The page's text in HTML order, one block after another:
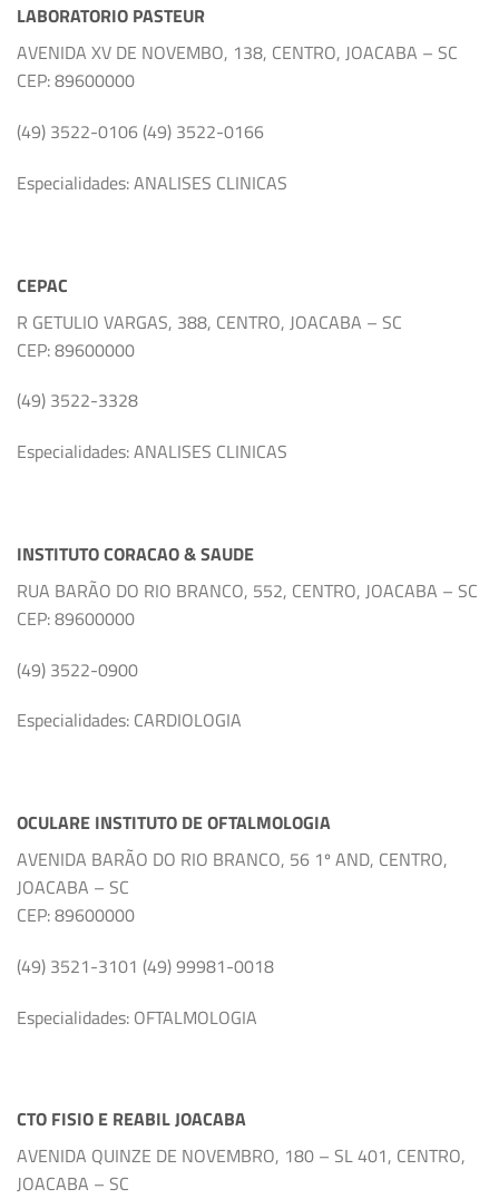
LABORATORIO PASTEUR
AVENIDA XV DE NOVEMBO, 138, CENTRO, JOACABA – SC
CEP: 89600000
(49) 3522-0106 (49) 3522-0166
Especialidades: ANALISES CLINICAS
CEPAC
R GETULIO VARGAS, 388, CENTRO, JOACABA – SC
CEP: 89600000
(49) 3522-3328
Especialidades: ANALISES CLINICAS
INSTITUTO CORACAO & SAUDE
RUA BARÃO DO RIO BRANCO, 552, CENTRO, JOACABA – SC
CEP: 89600000
(49) 3522-0900
Especialidades: CARDIOLOGIA
OCULARE INSTITUTO DE OFTALMOLOGIA
AVENIDA BARÃO DO RIO BRANCO, 56 1º AND, CENTRO,
JOACABA – SC
CEP: 89600000
(49) 3521-3101 (49) 99981-0018
Especialidades: OFTALMOLOGIA
CTO FISIO E REABIL JOACABA
AVENIDA QUINZE DE NOVEMBRO, 180 – SL 401, CENTRO,
JOACABA – SC